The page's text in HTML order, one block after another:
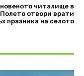
читалище в
Полето отвори врати
празника на селото